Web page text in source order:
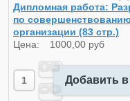
Дипломная работа:
по
организации (83 стр.)
Цена: 1000,00 руб
Добавить